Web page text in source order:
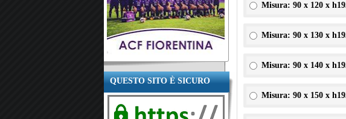
QUESTO SITO È SICURO
Misura: 90 x 120 x
Misura: 90 x 130 x
Misura: 90 x 140 x
Misura: 90 x 150 x